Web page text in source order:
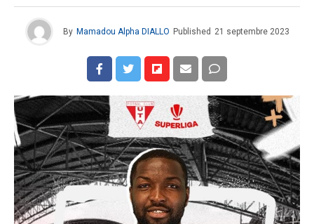
By Mamadou Alpha DIALLO Published 21 septembre 2023